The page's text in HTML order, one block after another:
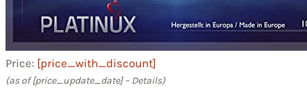
Price: [price_with_discount]
(as of [price_update_date] – Details)